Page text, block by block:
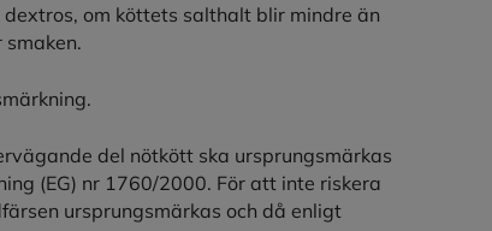
om köttets salthalt blir mindre än
del nötkött ska ursprungsmärkas
(EG) nr 1760/2000. För att inte riskera
ursprungsmärkas och då enligt